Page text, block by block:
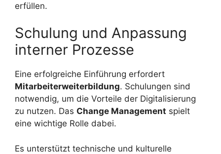
erfüllen.
Schulung und Anpassung
interner Prozesse
Eine erfolgreiche Einführung erfordert
Mitarbeiterweiterbildung. Schulungen sind
notwendig, um die Vorteile der Digitalisierung
zu nutzen. Das Change Management spielt
eine wichtige Rolle dabei.
Es unterstützt technische und kulturelle